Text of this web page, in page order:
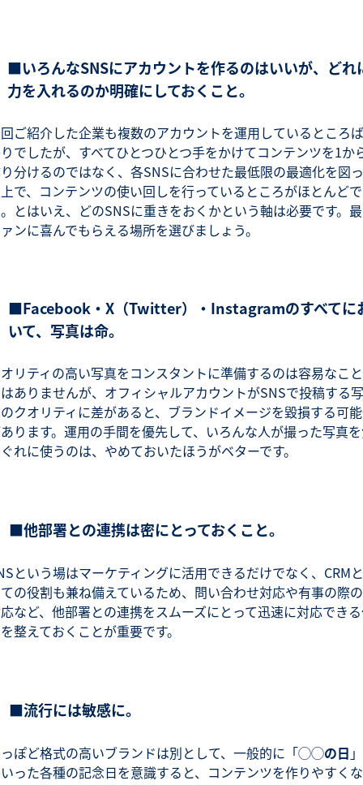
■いろんなSNSにアカウントを作るのはいいが、どれ
力を入れるのか明確にしておくこと。
ご紹介した企業も複数のアカウントを運用しているところば
でしたが、すべてひとつひとつ手をかけてコンテンツを1か
分けるのではなく、各SNSに合わせた最低限の最適化を図っ
で、コンテンツの使い回しを行っているところがほとんど
とはいえ、どのSNSに重きをおくかという軸は必要です。
ンに喜んでもらえる場所を選びましょう。
■Facebook・X（Twitter）・Instagramのすべてに
いて、写真は命。
リティの高い写真をコンスタントに準備するのは容易なこと
ありませんが、オフィシャルアカウントがSNSで投稿する写
クオリティに差があると、ブランドイメージを毀損する可
ります。運用の手間を優先して、いろんな人が撮った写真
れに使うのは、やめておいたほうがベターです。
■他部署との連携は密にとっておくこと。
という場はマーケティングに活用できるだけでなく、CRMと
の役割も兼ね備えているため、問い合わせ対応や有事の際の
など、他部署との連携をスムーズにとって迅速に対応でき
整えておくことが重要です。
■流行には敏感に。
ぽど格式の高いブランドは別として、一般的に「◯◯の日 」
った各種の記念日を意識すると、コンテンツを作りやすくな